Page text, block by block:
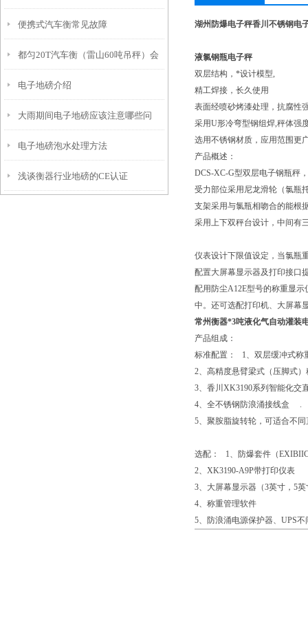
便携式汽车衡常见故障
都匀20T汽车衡（雷山60吨吊秤）会
泽动静态轨道衡）印江80T地磅维修
电子地磅介绍
大雨期间电子地磅应该注意哪些问
题？
电子地磅泡水处理方法
浅谈衡器行业地磅的CE认证
湖州防爆电子秤香川不锈钢电
液氯钢瓶电子秤
双层结构，*设计模型,
精工焊接，长久使用
表面经喷砂烤漆处理，抗腐性
采用U形冷弯型钢组焊,秤体强
选用不锈钢材质，应用范围更
产品概述：
DCS-XC-G型双层电子钢瓶秤
受力部位采用尼龙滑轮（氯瓶
支架采用与氯瓶相吻合的能根
采用上下双秤台设计，中间有
仪表设计下限值设定，当氯瓶
配置大屏幕显示器及打印接口
配用防尘A12E型号的称重显
中。还可选配打印机、大屏幕
常州衡器*3吨液化气自动灌装
产品组成：
标准配置： 1、双层缓冲式称
2、高精度悬臂梁式（压脚式
3、香川XK3190系列智能化交
4、全不锈钢防浪涌接线盒 .
5、聚胺脂旋转轮，可适合不
选配： 1、防爆套件（
2、XK3190-A9P带打印仪表
3、大屏幕显示器（3英寸，5
4、称重管理软件
5、防浪涌电源保护器、UPS不